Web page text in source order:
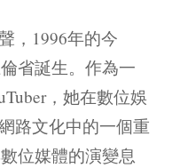
，1996年的今
省誕生。作為一
，她在數位娛
路文化中的一個重
位媒體的演變息